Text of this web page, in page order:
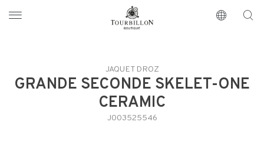
https://www.tourbillon.com/index.php/es
JAQUET DROZ
GRANDE SECONDE SKELET-ONE
CERAMIC
J003525546